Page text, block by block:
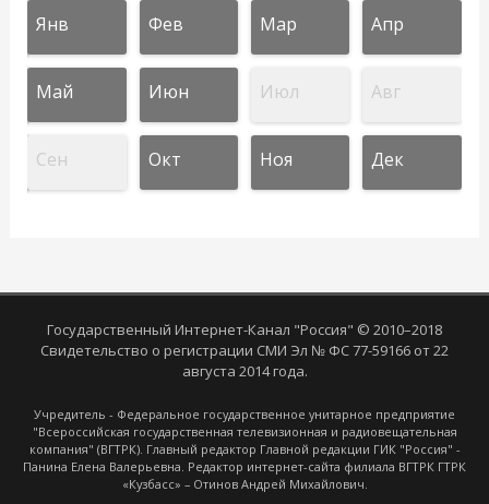
Янв Фев Мар Апр
Май Июн Июл Авг
Сен Окт Ноя Дек
Государственный Интернет-Канал "Россия" © 2010–2018
Свидетельство о регистрации СМИ Эл № ФС 77-59166 от 22
августа 2014 года.
Учредитель - Федеральное государственное унитарное предприятие
"Всероссийская государственная телевизионная и радиовещательная
компания" (ВГТРК). Главный редактор Главной редакции ГИК "Россия" -
Панина Елена Валерьевна. Редактор интернет-сайта филиала ВГТРК ГТРК
«Кузбасс» – Отинов Андрей Михайлович.